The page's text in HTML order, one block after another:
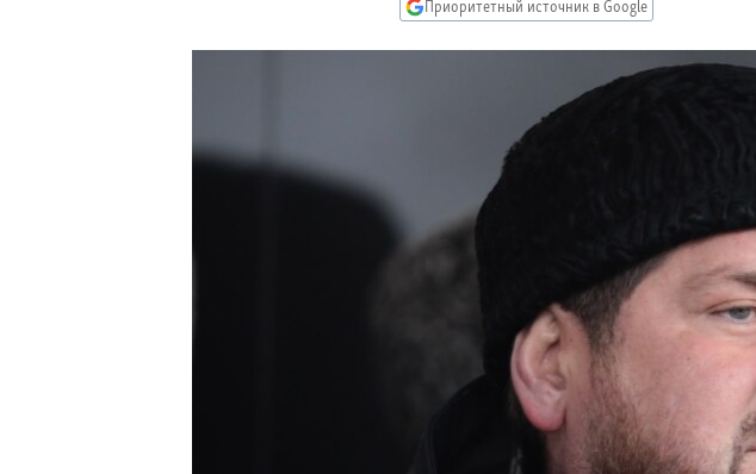
ПОДПИШИТЕСЬ НА РАССЫЛКУ
Приоритетный источник в Google